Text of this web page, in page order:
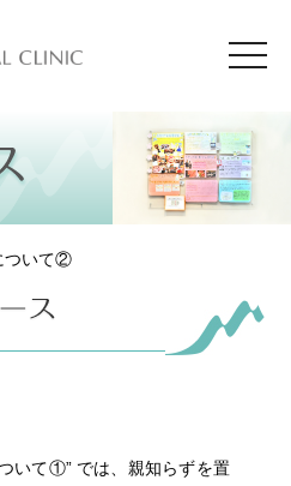
ついて②
いて①” では、親知らずを置